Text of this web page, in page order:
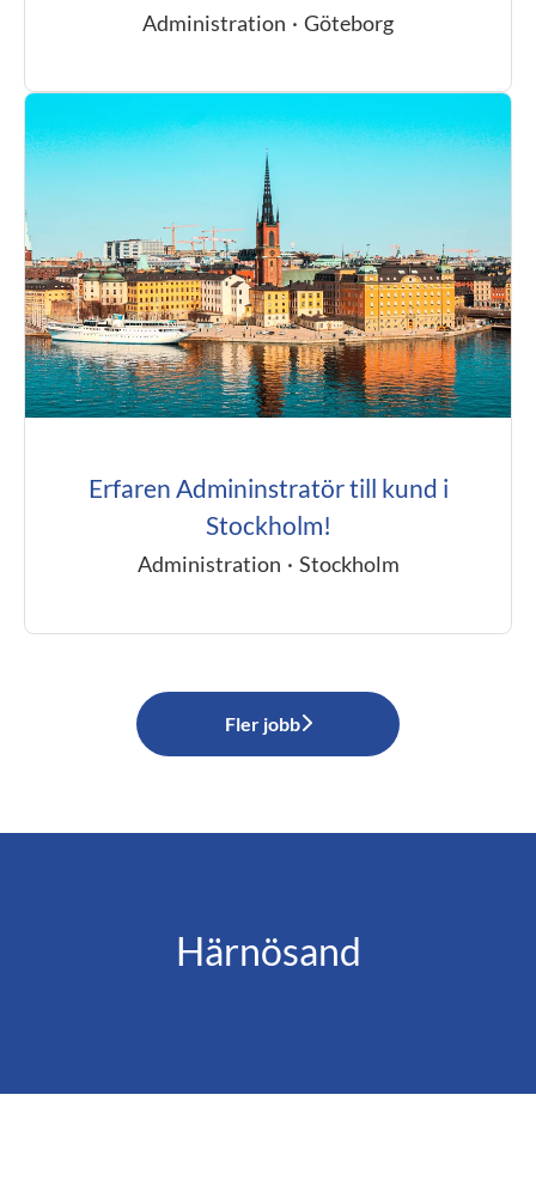
Administration · Göteborg
Erfaren Admininstratör till kund i
Stockholm!
Administration · Stockholm
Fler jobb
Härnösand